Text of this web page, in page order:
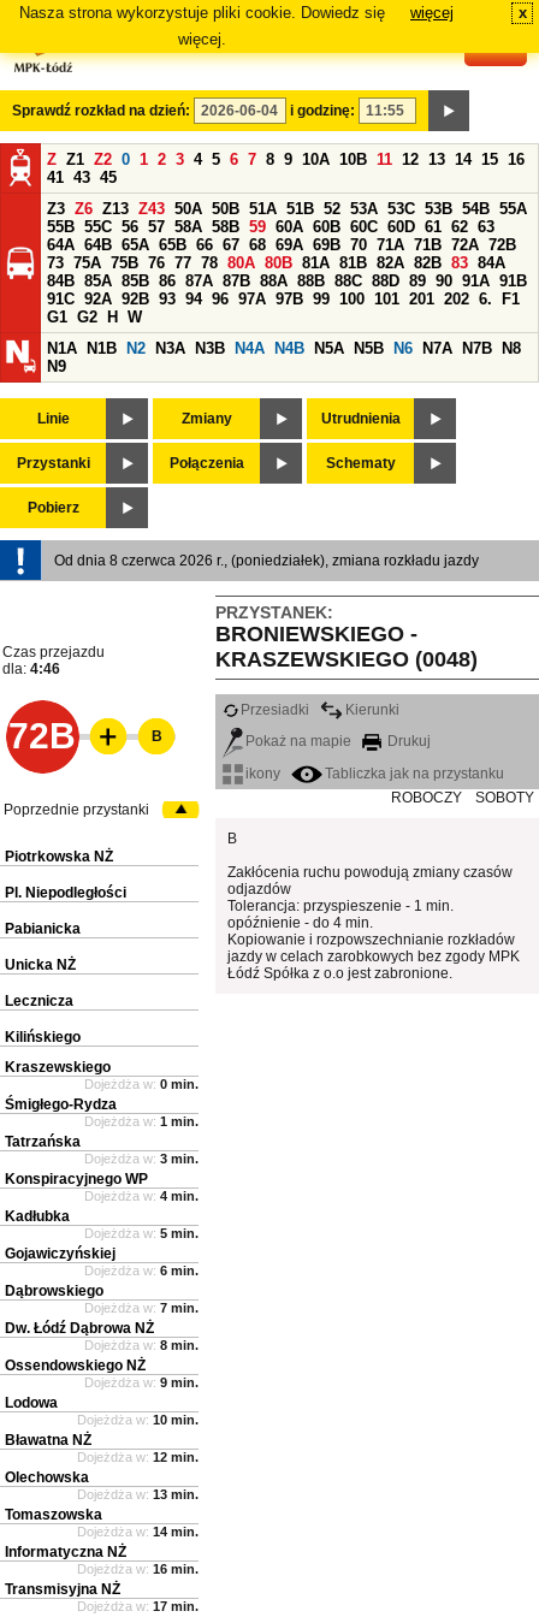
Nasza strona wykorzystuje pliki cookie. Dowiedz się
więcej.
więcej x
Sprawdź rozkład na dzień: i godzinę:
Z Z1 Z2 0 1 2 3 4 5 6 7 8 9 10A 10B 11 12 13 14 15 16
41 43 45
Z3 Z6 Z13 Z43 50A 50B 51A 51B 52 53A 53C 53B 54B 55A
55B 55C 56 57 58A 58B 59 60A 60B 60C 60D 61 62 63
64A 64B 65A 65B 66 67 68 69A 69B 70 71A 71B 72A 72B
73 75A 75B 76 77 78 80A 80B 81A 81B 82A 82B 83 84A
84B 85A 85B 86 87A 87B 88A 88B 88C 88D 89 90 91A 91B
91C 92A 92B 93 94 96 97A 97B 99 100 101 201 202 6.
F1
G1 G2 H
W
N1A
N1B N2 N3A N3B N4A N4B N5A N5B N6 N7A N7B
N8
N9
Linie Zmiany Utrudnienia
Przystanki Połączenia Schematy
Pobierz
Od dnia 8 czerwca 2026 r., (poniedziałek), zmiana rozkładu jazdy
PRZYSTANEK:
BRONIEWSKIEGO -
KRASZEWSKIEGO (0048)
Czas przejazdu
dla: 4:46
72B
Przesiadki
Kierunki
Pokaż na mapie
Drukuj
ikony
Tabliczka jak na przystanku
ROBOCZY
SOBOTY
B
Zakłócenia ruchu powodują zmiany czasów
odjazdów
Tolerancja: przyspieszenie - 1 min.
opóźnienie - do 4 min.
Kopiowanie i rozpowszechnianie rozkładów
jazdy w celach zarobkowych bez zgody MPK
Łódź Spółka z o.o jest zabronione.
B
Poprzednie przystanki
Piotrkowska NŻ
Pl. Niepodległości
Pabianicka
Unicka NŻ
Lecznicza
Kilińskiego
Kraszewskiego
Dojeżdża w: 0 min.
Śmigłego-Rydza
Dojeżdża w: 1 min.
Tatrzańska
Dojeżdża w: 3 min.
Konspiracyjnego WP
Dojeżdża w: 4 min.
Kadłubka
Dojeżdża w: 5 min.
Gojawiczyńskiej
Dojeżdża w: 6 min.
Dąbrowskiego
Dojeżdża w: 7 min.
Dw. Łódź Dąbrowa NŻ
Dojeżdża w: 8 min.
Ossendowskiego NŻ
Dojeżdża w: 9 min.
Lodowa
Dojeżdża w: 10 min.
Bławatna NŻ
Dojeżdża w: 12 min.
Olechowska
Dojeżdża w: 13 min.
Tomaszowska
Dojeżdża w: 14 min.
Informatyczna NŻ
Dojeżdża w: 16 min.
Transmisyjna NŻ
Dojeżdża w: 17 min.